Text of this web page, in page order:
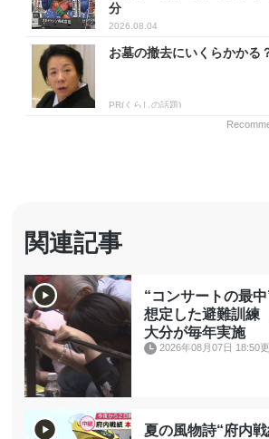
分
2026.08.04
お墓の撤去にいくらかかる
PR(くらしの話題)
関連記事
“コンサートの最
想定した避難訓
大分が毎年実施
2026年08月07日 18:50
夏の風物詩“府内